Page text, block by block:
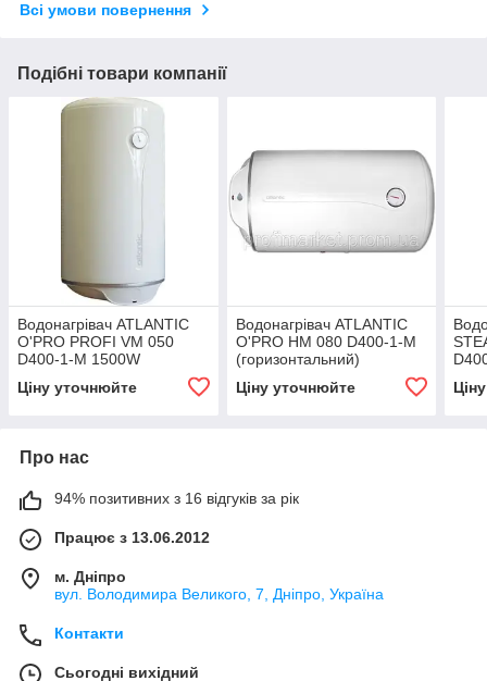
Всі умови повернення
Подібні товари компанії
Водонагрівач ATLANTIC
O'PRO PROFI VM 050
D400-1-M 1500W
Ціну уточнюйте
Водонагрівач ATLANTIC
O'PRO HM 080 D400-1-M
(горизонтальний)
Ціну уточнюйте
Про нас
94% позитивних з 16 відгуків за рік
Працює з 13.06.2012
м. Дніпро
вул. Володимира Великого, 7, Дніпро, Україна
Контакти
Сьогодні вихідний